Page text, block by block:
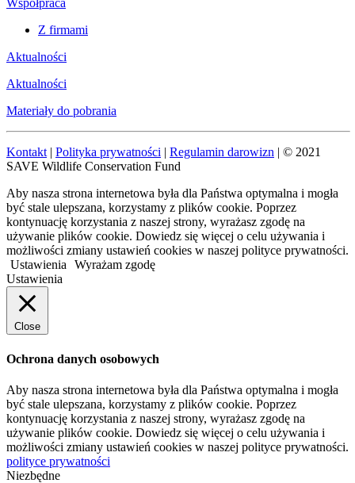
Współpraca
Z firmami
Aktualności
Aktualności
Materiały do pobrania
Kontakt | Polityka prywatności | Regulamin darowizn | © 2021
SAVE Wildlife Conservation Fund
Aby nasza strona internetowa była dla Państwa optymalna i mogła
być stale ulepszana, korzystamy z plików cookie. Poprzez
kontynuację korzystania z naszej strony, wyrażasz zgodę na
używanie plików cookie. Dowiedz się więcej o celu używania i
możliwości zmiany ustawień cookies w naszej polityce prywatności.
Ustawienia
Wyrażam zgodę
Ustawienia
Close
Ochrona danych osobowych
Aby nasza strona internetowa była dla Państwa optymalna i mogła
być stale ulepszana, korzystamy z plików cookie. Poprzez
kontynuację korzystania z naszej strony, wyrażasz zgodę na
używanie plików cookie. Dowiedz się więcej o celu używania i
możliwości zmiany ustawień cookies w naszej polityce prywatności.
polityce prywatności
Niezbędne